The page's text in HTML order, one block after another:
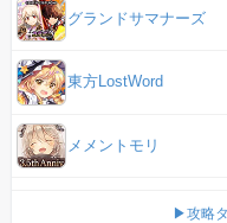
グランドサマナーズ
東方LostWord
メメントモリ
▶攻略